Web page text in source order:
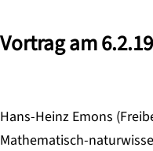
Vortrag am
Hans-Heinz Emons
Mathematisch-